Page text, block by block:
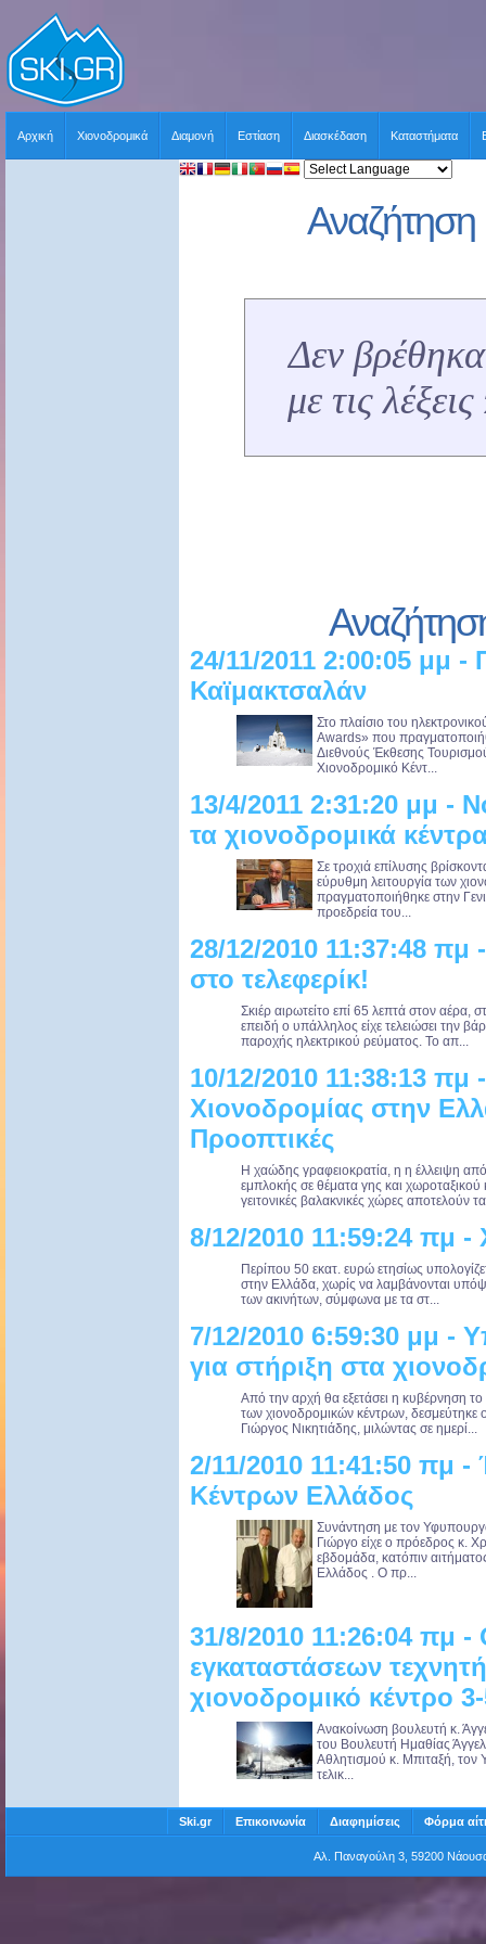
Αρχική Χιονοδρομικά Διαμονή Εστίαση Διασκέδαση Καταστήματα
Αναζήτηση
Δεν
με τις
24/11/2011 2:00:05 μμ -
Καϊμακτσαλάν
Στο πλαίσιο του
Awards» που
Διεθνούς Έκθεσης
Χιονοδρομικό Κέντ...
13/4/2011 2:31:20 μμ -
τα χιονοδρομικά
Σε τροχιά επίλυσης
εύρυθμη λειτουργία των
πραγματοποιήθηκε στην
προεδρεία του...
28/12/2010 11:37:48
στο τελεφερίκ!
Σκιέρ αιρωτείτο επί 65 λεπτά στον αέρα,
επειδή ο υπάλληλος είχε τελειώσει την
παροχής ηλεκτρικού ρεύματος. Το απ...
10/12/2010 11:38:13 πμ
Χιονοδρομίας στην
Προοπτικές
Η χαώδης γραφειοκρατία, η η έλλειψη
εμπλοκής σε θέματα γης και
γειτονικές βαλακνικές χώρες αποτελούν
8/12/2010 11:59:24 πμ -
Περίπου 50 εκατ. ευρώ ετησίως
στην Ελλάδα, χωρίς να λαμβάνονται
των ακινήτων, σύμφωνα με τα στ...
7/12/2010 6:59:30 μμ -
για στήριξη στα
Από την αρχή θα εξετάσει η κυβέρνηση το
των χιονοδρομικών κέντρων,
Γιώργος Νικητιάδης, μιλώντας σε ημερί...
2/11/2010 11:41:50 πμ
Κέντρων Ελλάδος
Συνάντηση με τον
Γιώργο είχε ο πρόεδρος κ.
εβδομάδα, κατόπιν
Ελλάδος . Ο πρ...
31/8/2010 11:26:04 πμ
εγκαταστάσεων
χιονοδρομικό κέντρο
Ανακοίνωση βουλευτή κ.
του Βουλευτή Ημαθίας
Αθλητισμού κ. Μπιταξή, τον
τελικ...
Ski.gr Επικοινωνία Διαφημίσεις Φόρμα
Αλ. Παναγούλη 3, 59200